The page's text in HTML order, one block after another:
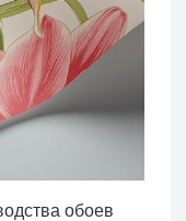
обоев